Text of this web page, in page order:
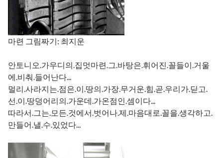
마련 그림짜기: 최지운
안토니오.가우디의.집멋마련.그.바탕은.휘어진.꼴들이.거울
에.비춰.들어난다...
멀리.사라지는.점은.이.땅의.가장.무거운.힘.곧.우리가.딛고.
선.이.땅덩어리의.가운데.가온점인.셈이다...
따라서.그는.모든.것에서.벗어나.제.마음대로.꼴을.생각하고.
만들어.낼.수.있었다...